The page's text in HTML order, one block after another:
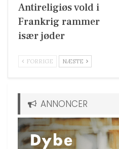
Antireligiøs vold i
Frankrig rammer
især jøder
FORRIGE NÆSTE
ANNONCER